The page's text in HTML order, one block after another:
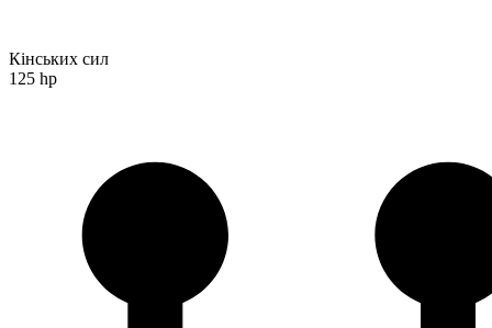
Кінських сил
125 hp